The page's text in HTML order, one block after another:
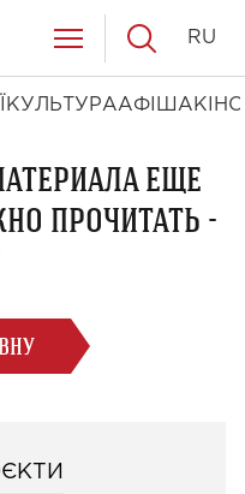
КУЛЬТУРААФІША КІНО
RU
ЕЩЕ
ПРОЧИТАТЬ -